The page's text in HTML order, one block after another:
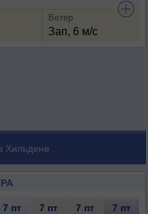
Ветер
Зап, 6 м/с
Хильдене
7 пт 7 пт 7 пт 7 пт